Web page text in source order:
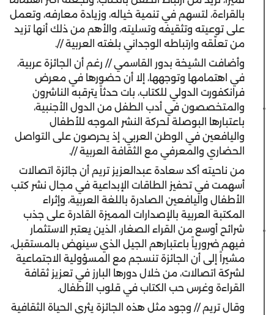
بالقراءة، لتسهم في تنمية خياله، وزيادة معارفه، وتعمل
على توعيته وتثقيفه وتسليته، والأهم من ذلك أنها تزيد
من تعلّقه وارتباطه الوجداني بلغته العربية //.
وأضافت الشيخة بدور القاسمي // رغم أن الجائزة عربية،
في اهتمامها وتوجهها، إلا أن حضورها في معرض
فرانكفورت الدولي للكتاب، بات حدثاً يترقبه الناشرون
والمتخصصون في أدب الطفل من الدول الأجنبية،
باعتبارها البوصلة لحركة النشر الموجه للأطفال
واليافعين في الوطن العربي، إذ يحرصون على التواصل
الحضاري والمعرفي مع الثقافة العربية //.
من ناحيته أكد سعادة عبدالعزيز تريم أن جائزة اتصالات
أسهمت في تحفيز الطاقات الإبداعية في مجال نشر كتب
الأطفال واليافعين الصادرة باللغة العربية، وإثراء
المكتبة العربية بالإصدارات المميزة القادرة على جذب
شرائح أوسع من القراء الصغار، الذين يعتبر الاستثمار
فيهم ضرورياً باعتبارهم الجيل الذي سينهض بالمستقبل،
مشيراً إلى أن الجائزة تنسجم مع المسؤولية الاجتماعية
لشركة اتصالات، من خلال دورها البارز في تعزيز ثقافة
القراءة وغرس حب الكتاب في قلوب الأطفال.
وقال تريم // وجود مثل هذه الجائزة يثري الحياة الثقافية